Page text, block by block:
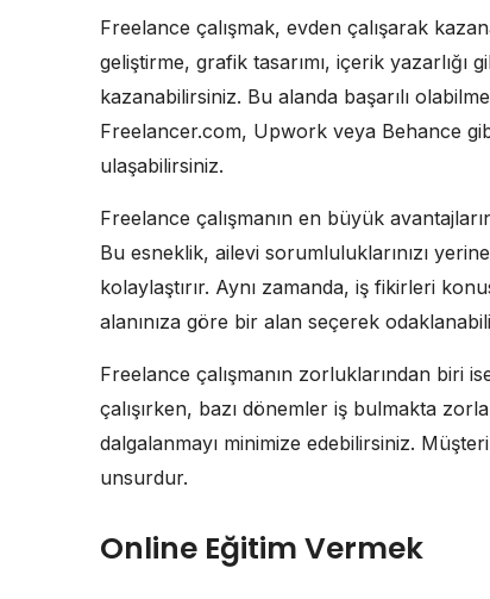
Freelance çalışmak, evden çalışarak
geliştirme, grafik tasarımı, içerik
kazanabilirsiniz. Bu alanda başarılı
Freelancer.com, Upwork veya Behance
ulaşabilirsiniz.
Freelance çalışmanın en büyük
Bu esneklik, ailevi sorumluluklarınızı
kolaylaştırır. Aynı zamanda, iş fikirleri
alanınıza göre bir alan seçerek
Freelance çalışmanın zorluklarından biri
çalışırken, bazı dönemler iş bulmakta
dalgalanmayı minimize edebilirsiniz.
unsurdur.
Online Eğitim Vermek